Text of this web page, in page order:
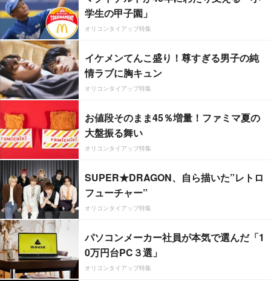
学生の甲子園」
オリコンタイアップ特集
イケメンてんこ盛り！尊すぎる男子の純
情ラブに胸キュン
オリコンタイアップ特集
お値段そのまま45％増量！ファミマ夏の
大盤振る舞い
オリコンタイアップ特集
SUPER★DRAGON、自ら描いた”レトロ
フューチャー”
オリコンタイアップ特集
パソコンメーカー社員が本気で選んだ「1
0万円台PC３選」
オリコンタイアップ特集